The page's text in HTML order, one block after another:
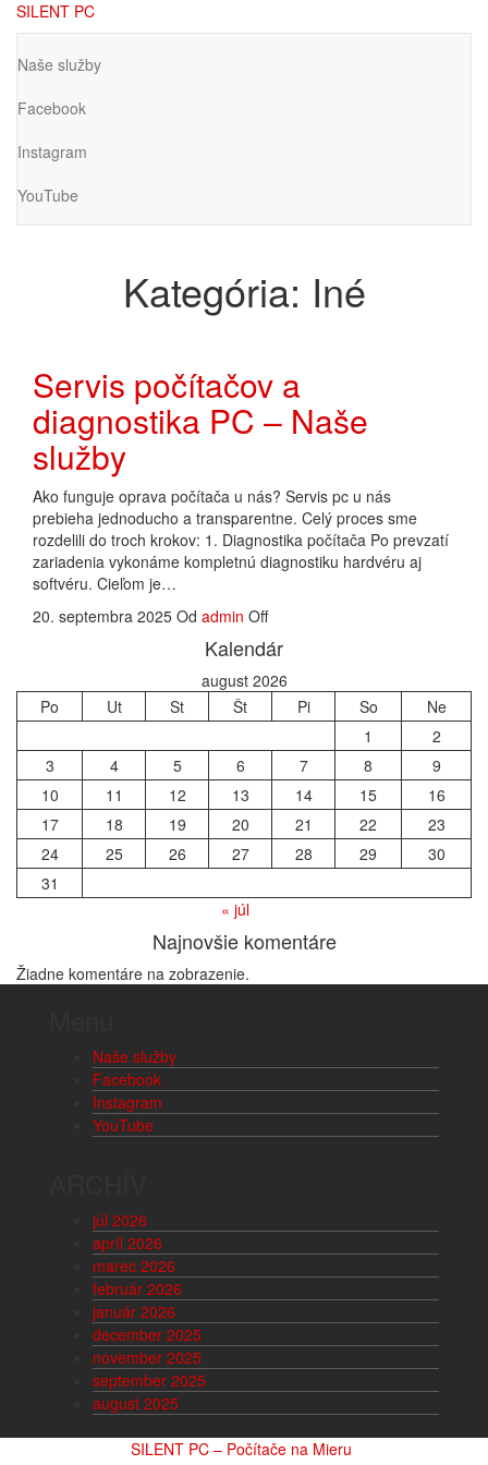
Preskočiť
hlavný
obsah
SILENT PC
Naše služby
Facebook
Instagram
YouTube
Kategória: Iné
Servis počítačov a
diagnostika PC – Naše
služby
Ako funguje oprava počítača u nás? Servis pc u nás
prebieha jednoducho a transparentne. Celý proces sme
rozdelili do troch krokov: 1. Diagnostika počítača Po prevzatí
zariadenia vykonáme kompletnú diagnostiku hardvéru aj
softvéru. Cieľom je…
20. septembra 2025 Od admin Off
Kalendár
august 2026
Po
Ut St Št Pi So
Ne
1
2
3
4 5 6 7 8
9
10
11 12 13 14 15
16
17
18 19 20 21 22
23
24
25 26 27 28 29
30
31
« júl
Najnovšie komentáre
Žiadne komentáre na zobrazenie.
Naše služby
Facebook
Instagram
YouTube
júl 2026
apríl 2026
marec 2026
február 2026
január 2026
december 2025
november 2025
september 2025
august 2025
SILENT PC – Počítače na Mieru